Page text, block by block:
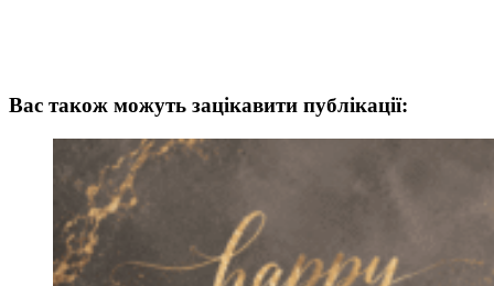
Вас також можуть зацікавити публікації: